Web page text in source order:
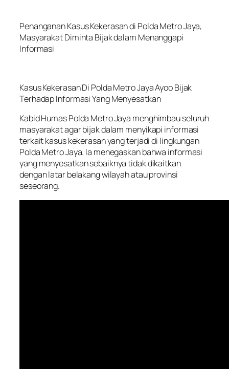
Penanganan Kasus Kekerasan di Polda Metro Jaya,
Masyarakat Diminta Bijak dalam Menanggapi
Informasi
Kasus Kekerasan Di Polda Metro Jaya Ayoo Bijak
Terhadap Informasi Yang Menyesatkan
Kabid Humas Polda Metro Jaya menghimbau seluruh
masyarakat agar bijak dalam menyikapi informasi
terkait kasus kekerasan yang terjadi di lingkungan
Polda Metro Jaya. Ia menegaskan bahwa informasi
yang menyesatkan sebaiknya tidak dikaitkan
dengan latar belakang wilayah atau provinsi
seseorang.